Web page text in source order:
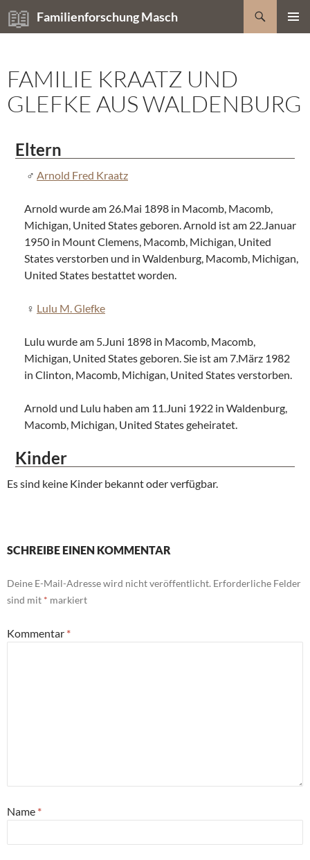
Zum
Inhalt
Familienforschung Masch
Suchen
FAMILIE KRAATZ UND
GLEFKE AUS WALDENBURG
Eltern
Arnold Fred Kraatz
Arnold wurde am 26.Mai 1898 in Macomb, Macomb,
Michigan, United States geboren. Arnold ist am 22.Januar
1950 in Mount Clemens, Macomb, Michigan, United
States verstorben und in Waldenburg, Macomb, Michigan,
United States bestattet worden.
Lulu M. Glefke
Lulu wurde am 5.Juni 1898 in Macomb, Macomb,
Michigan, United States geboren. Sie ist am 7.März 1982
in Clinton, Macomb, Michigan, United States verstorben.
Arnold und Lulu haben am 11.Juni 1922 in Waldenburg,
Macomb, Michigan, United States geheiratet.
Kinder
Es sind keine Kinder bekannt oder verfügbar.
SCHREIBE EINEN KOMMENTAR
Deine E-Mail-Adresse wird nicht veröffentlicht. Erforderliche Felder
sind mit * markiert
Kommentar *
Name *